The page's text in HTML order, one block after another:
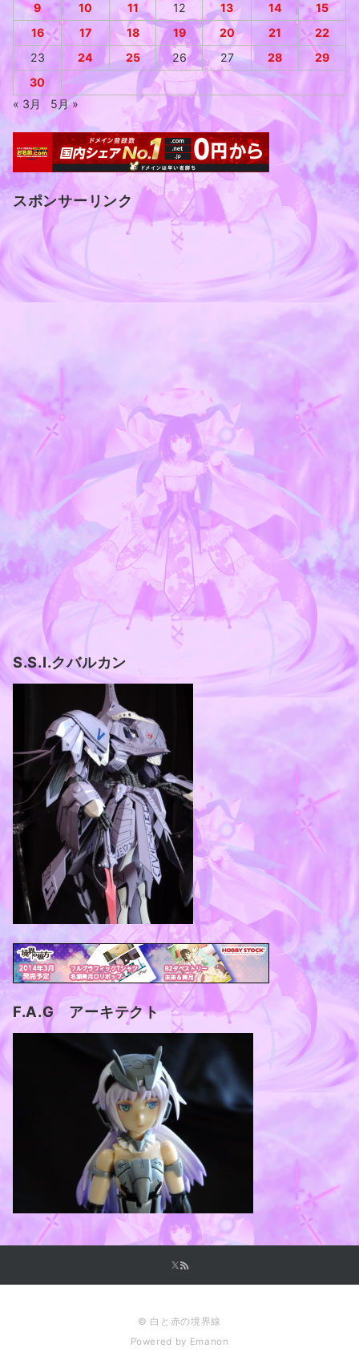
9
10 11 12 13 14
15
16
17 18 19 20 21
22
23
24 25 26 27 28
29
30
« 3月
5月 »
スポンサーリンク
S.S.I.クバルカン
F.A.G アーキテクト
© 白と赤の境界線
Powered by Emanon